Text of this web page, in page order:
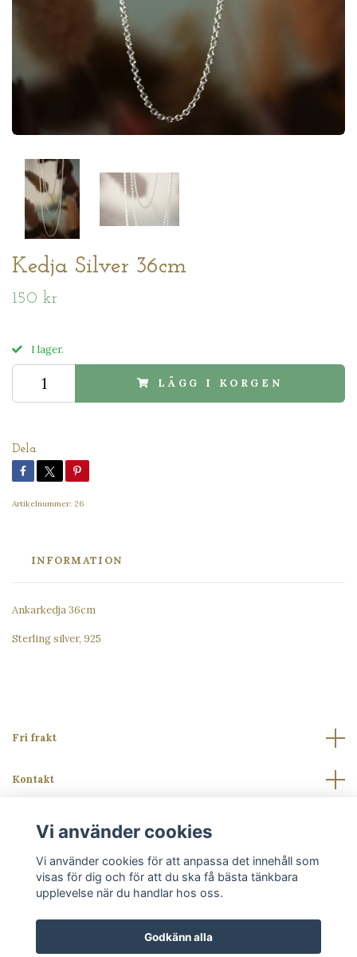
Kedja Silver 36cm
150 kr
I lager.
LÄGG I KORGEN
Dela
Artikelnummer: 26
INFORMATION
Ankarkedja 36cm
Sterling silver, 925
Fri frakt
Kontakt
Läs mer
Sociala medier
Vi använder cookies
Vi använder cookies för att anpassa det innehåll som
visas för dig och för att du ska få bästa tänkbara
upplevelse när du handlar hos oss.
Godkänn alla